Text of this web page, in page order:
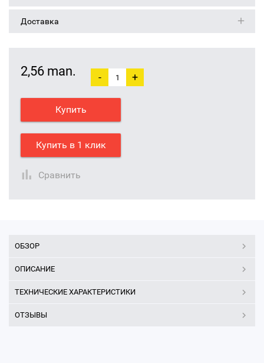
Доставка
2,56 man. - +
Купить
Купить в 1 клик
Сравнить
ОБЗОР
ОПИСАНИЕ
ТЕХНИЧЕСКИЕ ХАРАКТЕРИСТИКИ
ОТЗЫВЫ